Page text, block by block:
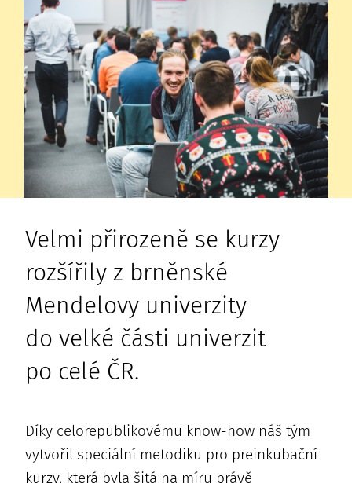
Velmi přirozeně se kurzy
rozšířily z brněnské
Mendelovy univerzity
do velké části univerzit
po celé ČR.
Díky celorepublikovému know-how náš tým
vytvořil speciální metodiku pro preinkubační
kurzy, která byla šitá na míru právě